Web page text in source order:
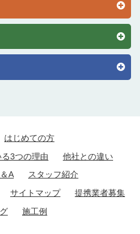
はじめての方
3つの理由
他社との違い
A
スタッフ紹介
サイトマップ
提携業者募集
施工例